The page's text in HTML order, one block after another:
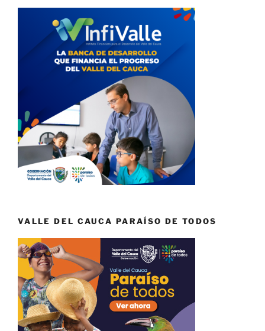
VALLE DEL CAUCA PARAÍSO DE TODOS